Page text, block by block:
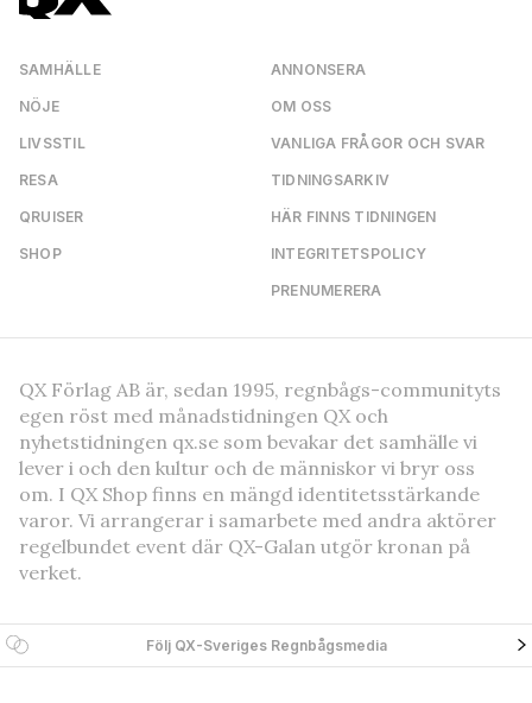
SAMHÄLLE
NÖJE
LIVSSTIL
RESA
QRUISER
SHOP
ANNONSERA
OM OSS
VANLIGA FRÅGOR OCH SVAR
TIDNINGSARKIV
HÄR FINNS TIDNINGEN
INTEGRITETSPOLICY
PRENUMERERA
QX Förlag AB är, sedan 1995, regnbågs-communityts
egen röst med månadstidningen QX och
nyhetstidningen qx.se som bevakar det samhälle vi
lever i och den kultur och de människor vi bryr oss
om. I QX Shop finns en mängd identitetsstärkande
varor. Vi arrangerar i samarbete med andra aktörer
regelbundet event där QX-Galan utgör kronan på
verket.
Följ QX-Sveriges Regnbågsmedia